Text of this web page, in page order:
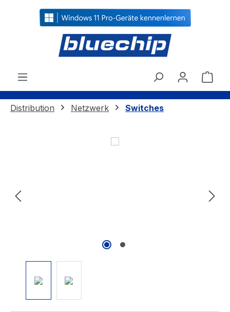
springen
Distribution Netzwerk Switches
Bildergalerie überspringen